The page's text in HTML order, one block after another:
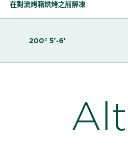
在對流烤箱烘烤之前解凍
200° 5'-6'